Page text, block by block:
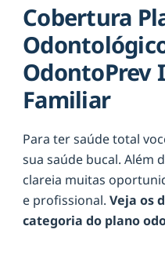
Cobertura
OdontoPrev
Familiar
Para ter saúde total
sua saúde bucal. Além
clareia muitas
e profissional. Veja os
categoria do plano